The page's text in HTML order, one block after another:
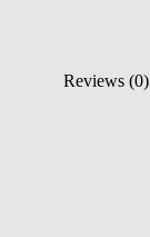
Reviews (0)